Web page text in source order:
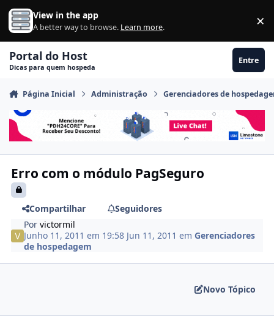
Ir para conteúdo
View in the app
A better way to browse. Learn more. ×
Portal do Host
Dicas para quem hospeda
Entre
Página Inicial Administração Gerenciadores de
Erro com o módulo PagSeguro
Compartilhar
Seguidores
Porvictormil
Junho 11, 2011 em 19:58 Jun 11, 2011 emGerenciadores
de hospedagem
Novo Tópico